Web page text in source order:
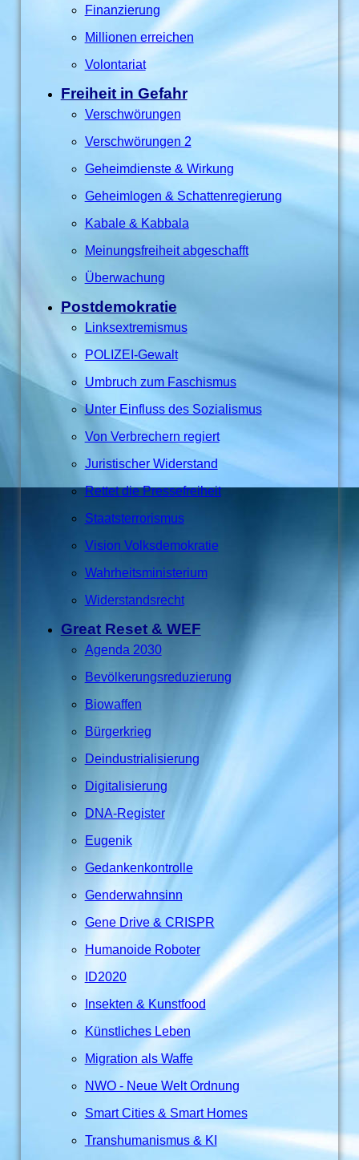
Finanzierung
Millionen erreichen
Volontariat
Freiheit in Gefahr
Verschwörungen
Verschwörungen 2
Geheimdienste & Wirkung
Geheimlogen & Schattenregierung
Kabale & Kabbala
Meinungsfreiheit abgeschafft
Überwachung
Postdemokratie
Linksextremismus
POLIZEI-Gewalt
Umbruch zum Faschismus
Unter Einfluss des Sozialismus
Von Verbrechern regiert
Juristischer Widerstand
Rettet die Pressefreiheit
Staatsterrorismus
Vision Volksdemokratie
Wahrheitsministerium
Widerstandsrecht
Great Reset & WEF
Agenda 2030
Bevölkerungsreduzierung
Biowaffen
Bürgerkrieg
Deindustrialisierung
Digitalisierung
DNA-Register
Eugenik
Gedankenkontrolle
Genderwahnsinn
Gene Drive & CRISPR
Humanoide Roboter
ID2020
Insekten & Kunstfood
Künstliches Leben
Migration als Waffe
NWO - Neue Welt Ordnung
Smart Cities & Smart Homes
Transhumanismus & KI